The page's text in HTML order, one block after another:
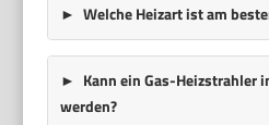
Welche Heizart ist am
Kann ein Gas-Heizstrahler
werden?